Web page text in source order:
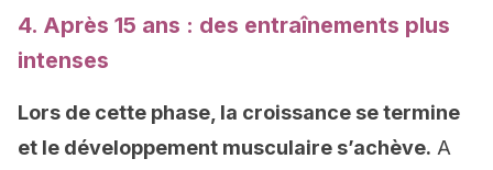
4. Après 15 ans : des entraînements plus
intenses
Lors de cette phase, la croissance se termine
et le développement musculaire s’achève. A